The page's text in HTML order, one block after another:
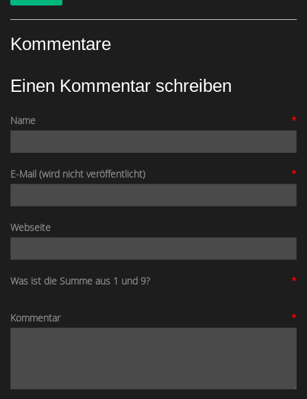
Kommentare
Einen Kommentar schreiben
Name *
E-Mail (wird nicht veröffentlicht) *
Webseite
Was ist die Summe aus 1 und 9? *
Kommentar *